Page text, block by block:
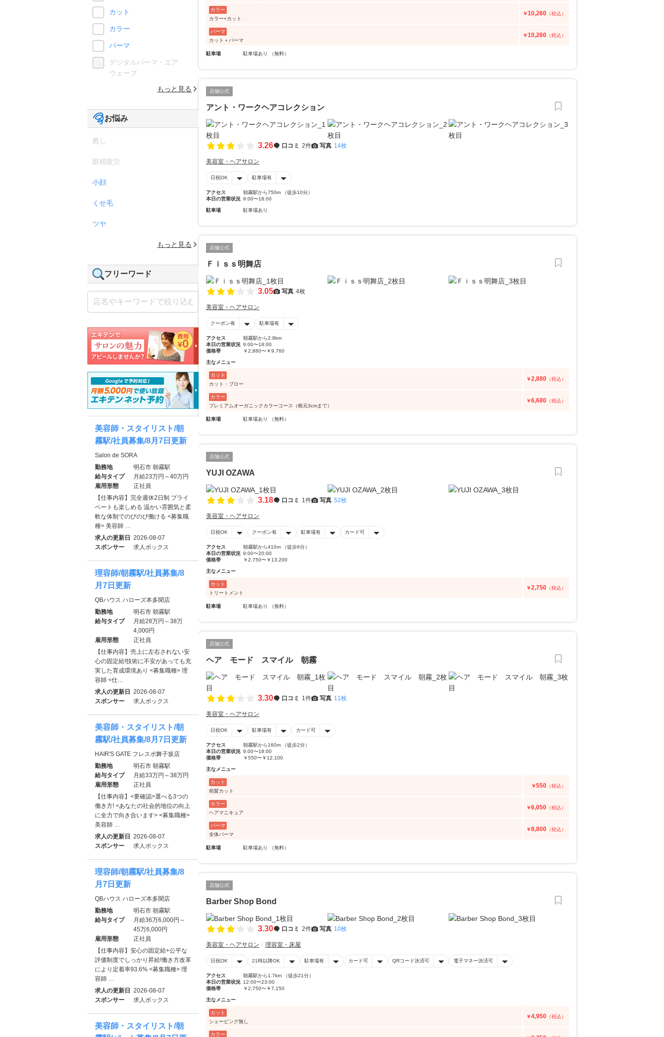
カラー
カラー+カット
￥10,260 （税込）
パーマ
カット＋パーマ
￥10,260 （税込）
駐車場 駐車場あり （無料）
店舗公式
アント・ワークヘアコレクション
3.26 口コミ 2件 写真 14枚
美容室・ヘアサロン
日祝OK 駐車場有
アクセス
朝霧駅から750m （徒歩10分）
本日の営業状況 9:00〜18:00
駐車場 駐車場あり
店舗公式
Ｆｉｓｓ明舞店
3.05 写真 4枚
美容室・ヘアサロン
クーポン有 駐車場有
アクセス
朝霧駅から2.8km
本日の営業状況 9:00〜18:00
価格帯
￥2,880〜￥9,760
主なメニュー
カット
カット・ブロー
￥2,880 （税込）
カラー
プレミアムオーガニックカラーコース（根元3cmまで）
￥6,680 （税込）
駐車場 駐車場あり （無料）
店舗公式
YUJI OZAWA
3.18 口コミ 1件 写真 52枚
美容室・ヘアサロン
日祝OK クーポン有 駐車場有 カード可
アクセス
朝霧駅から410m （徒歩6分）
本日の営業状況 9:00〜20:00
価格帯
￥2,750〜￥13,200
主なメニュー
カット
トリートメント
￥2,750 （税込）
駐車場 駐車場あり （無料）
店舗公式
ヘア モード スマイル 朝霧
3.30 口コミ 1件 写真 11枚
美容室・ヘアサロン
日祝OK 駐車場有 カード可
アクセス
朝霧駅から160m （徒歩2分）
本日の営業状況 9:00〜18:00
価格帯
￥550〜￥12,100
主なメニュー
カット
前髪カット
￥550 （税込）
カラー
ヘアマニキュア
￥6,050 （税込）
パーマ
全体パーマ
￥8,800 （税込）
駐車場 駐車場あり （無料）
店舗公式
Barber Shop Bond
3.30 口コミ 2件 写真 10枚
美容室・ヘアサロン 理容室・床屋
日祝OK 21時以降OK 駐車場有 カード可 QRコード決済可 電子マネー決済可
アクセス
朝霧駅から1.7km （徒歩21分）
本日の営業状況 12:00〜23:00
価格帯
￥2,750〜￥7,150
主なメニュー
カット
シェービング無し
￥4,950 （税込）
カラー
カット
カラー
パーマ
デジタルパーマ・エア
ウェーブ
もっと見る
お悩み
癒し
眼精疲労
小顔
くせ毛
ツヤ
もっと見る
フリーワード
美容師・スタイリスト/朝
霧駅/社員募集/8月7日更新
Salon de SORA
勤務地
明石市 朝霧駅
給与タイプ
月給23万円～40万円
雇用形態
正社員
【仕事内容】完全週休2日制 プライ
ベートも楽しめる 温かい雰囲気と柔
軟な体制でのびのび働ける <募集職
種> 美容師 …
求人の更新日 2026-08-07
スポンサー
求人ボックス
理容師/朝霧駅/社員募集/8
月7日更新
QBハウス ハローズ本多聞店
勤務地
明石市 朝霧駅
給与タイプ
月給28万円～38万
4,000円
雇用形態
正社員
【仕事内容】売上に左右されない安
心の固定給!技術に不安があっても充
実した育成環境あり <募集職種> 理
容師 <仕…
求人の更新日 2026-08-07
スポンサー
求人ボックス
美容師・スタイリスト/朝
霧駅/社員募集/8月7日更新
HAIR'S GATE フレスポ舞子坂店
勤務地
明石市 朝霧駅
給与タイプ
月給33万円～38万円
雇用形態
正社員
【仕事内容】<要確認>選べる3つの
働き方! <あなたの社会的地位の向上
に全力で向き合います> <募集職種>
美容師 …
求人の更新日 2026-08-07
スポンサー
求人ボックス
理容師/朝霧駅/社員募集/8
月7日更新
QBハウス ハローズ本多聞店
勤務地
明石市 朝霧駅
給与タイプ
月給36万6,000円～
45万6,000円
雇用形態
正社員
【仕事内容】安心の固定給+公平な
評価制度でしっかり昇給!働き方改革
により定着率93.6% <募集職種> 理
容師 …
求人の更新日 2026-08-07
スポンサー
求人ボックス
美容師・スタイリスト/朝